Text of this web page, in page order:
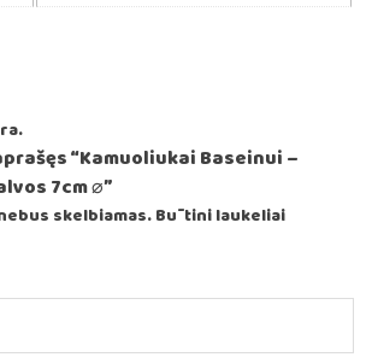
“Kamuoliukai Baseinui –
7cm ⌀”
skelbiamas.Būtini laukeliai